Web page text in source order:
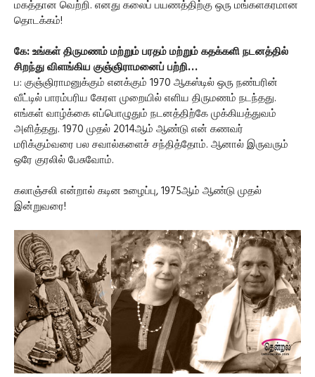
மகத்தான வெற்றி. எனது கலைப் பயணத்திற்கு ஒரு மங்களகரமான
தொடக்கம்!
கே: உங்கள் திருமணம் மற்றும் பரதம் மற்றும் கதக்களி நடனத்தில்
சிறந்து விளங்கிய குஞ்ஞிராமனைப் பற்றி…
ப: குஞ்ஞிராமனுக்கும் எனக்கும் 1970 ஆகஸ்டில் ஒரு நண்பரின்
வீட்டில் பாரம்பரிய கேரள முறையில் எளிய திருமணம் நடந்தது.
எங்கள் வாழ்க்கை எப்பொழுதும் நடனத்திற்கே முக்கியத்துவம்
அளித்தது. 1970 முதல் 2014ஆம் ஆண்டு என் கணவர்
மரிக்கும்வரை பல சவால்களைச் சந்தித்தோம். ஆனால் இருவரும்
ஒரே குரலில் பேசுவோம்.
கலாஞ்சலி என்றால் கடின உழைப்பு, 1975ஆம் ஆண்டு முதல்
இன்றுவரை!